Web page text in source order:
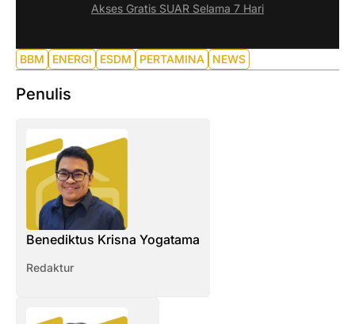
Akses Gratis SUAR Selama 7 Hari
BBM ENERGI ESDM PERTAMINA NEWS
Penulis
Benediktus Krisna Yogatama
Redaktur